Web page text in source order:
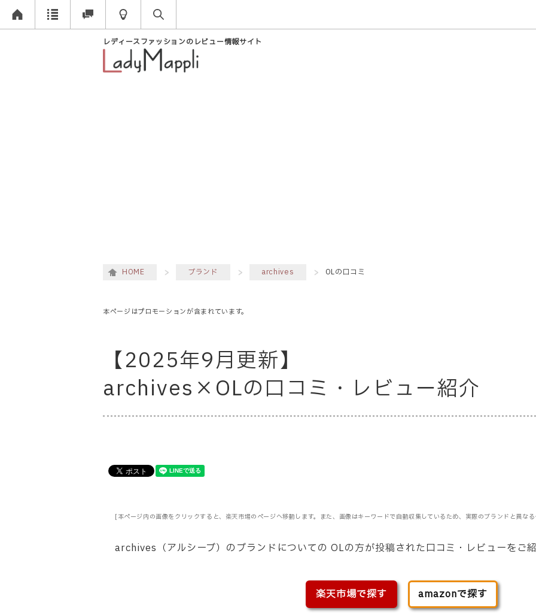
レディースファッションのレビュー情報サイト
HOME ブランド archives OLの口コミ
本ページはプロモーションが含まれています。
【2025年9月更新】
archives×OLの口コミ・レビュー紹介
[本ページ内の画像をクリックすると、楽天市場のページへ移動します。また、画像はキーワードで自動収集しているため、実際のブランドと異な
archives（アルシーブ） のブランドについての OLの方が投稿された口コミ・レビューをご
楽天市場で探す amazonで探す